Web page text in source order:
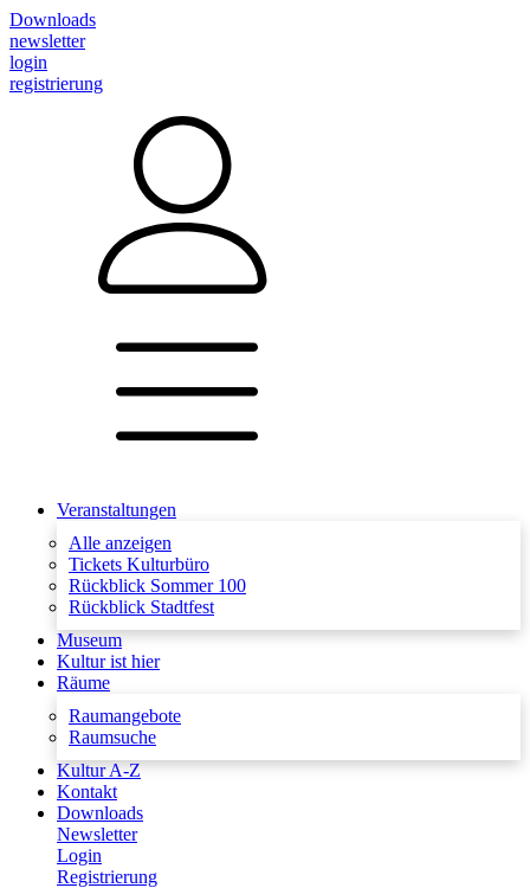
Downloads
newsletter
login
registrierung
Veranstaltungen
Alle anzeigen
Tickets Kulturbüro
Rückblick Sommer 100
Rückblick Stadtfest
Museum
Kultur ist hier
Räume
Raumangebote
Raumsuche
Kultur A-Z
Kontakt
Downloads
Newsletter
Login
Registrierung